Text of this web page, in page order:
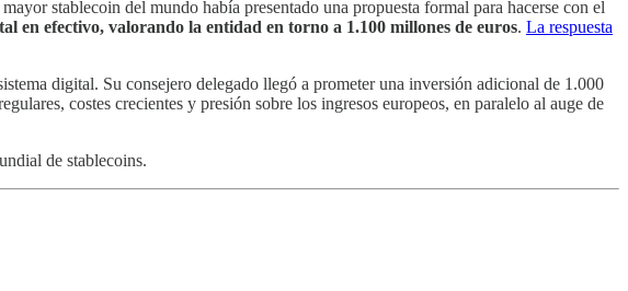
stablecoin del mundo había presentado una propuesta formal para hacerse con el
en efectivo, valorando la entidad en torno a 1.100 millones de euros. La respuesta
digital. Su consejero delegado llegó a prometer una inversión adicional de 1.000
costes crecientes y presión sobre los ingresos europeos, en paralelo al auge de
de stablecoins.